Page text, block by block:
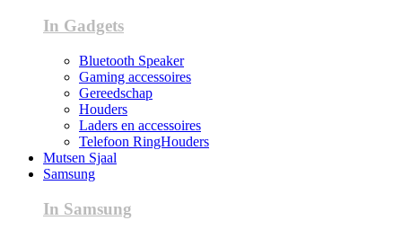
In Gadgets
Bluetooth Speaker
Gaming accessoires
Gereedschap
Houders
Laders en accessoires
Telefoon RingHouders
Mutsen Sjaal
Samsung
In Samsung